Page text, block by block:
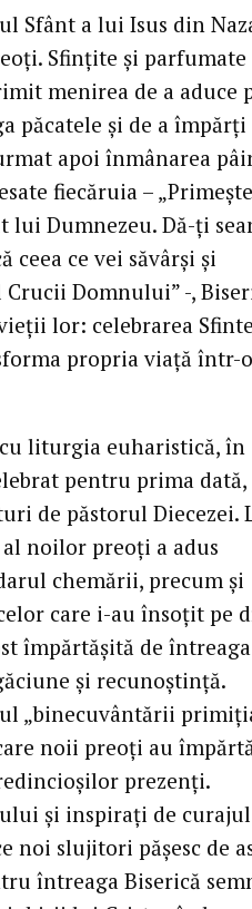
Sfânt a lui Isus din
Sfințite și parfumate
menirea de a aduce
păcatele și de a împărți
apoi înmânarea
fiecăruia –
Dumnezeu. Dă-ți
ceea ce vei săvârși și
Domnului” -,
lor: celebrarea
propria viață într-
liturgia euharistică, în
pentru prima dată,
de păstorul Diecezei.
noilor preoți a adus
chemării, precum și
care i-au însoțit pe
împărtășită de întreaga
și recunoștință.
„binecuvântării
noii preoți au
prezenți.
și inspirați de curajul
noi slujitori pășesc de
întreaga Biserică